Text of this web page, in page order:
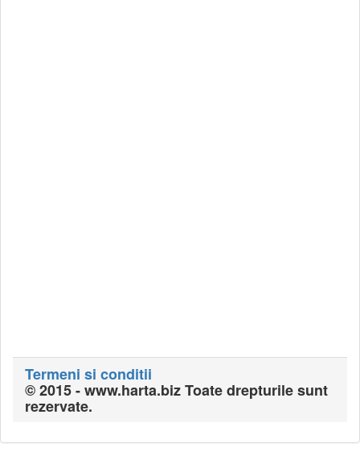
Termeni si conditii
© 2015 - www.harta.biz Toate drepturile sunt
rezervate.